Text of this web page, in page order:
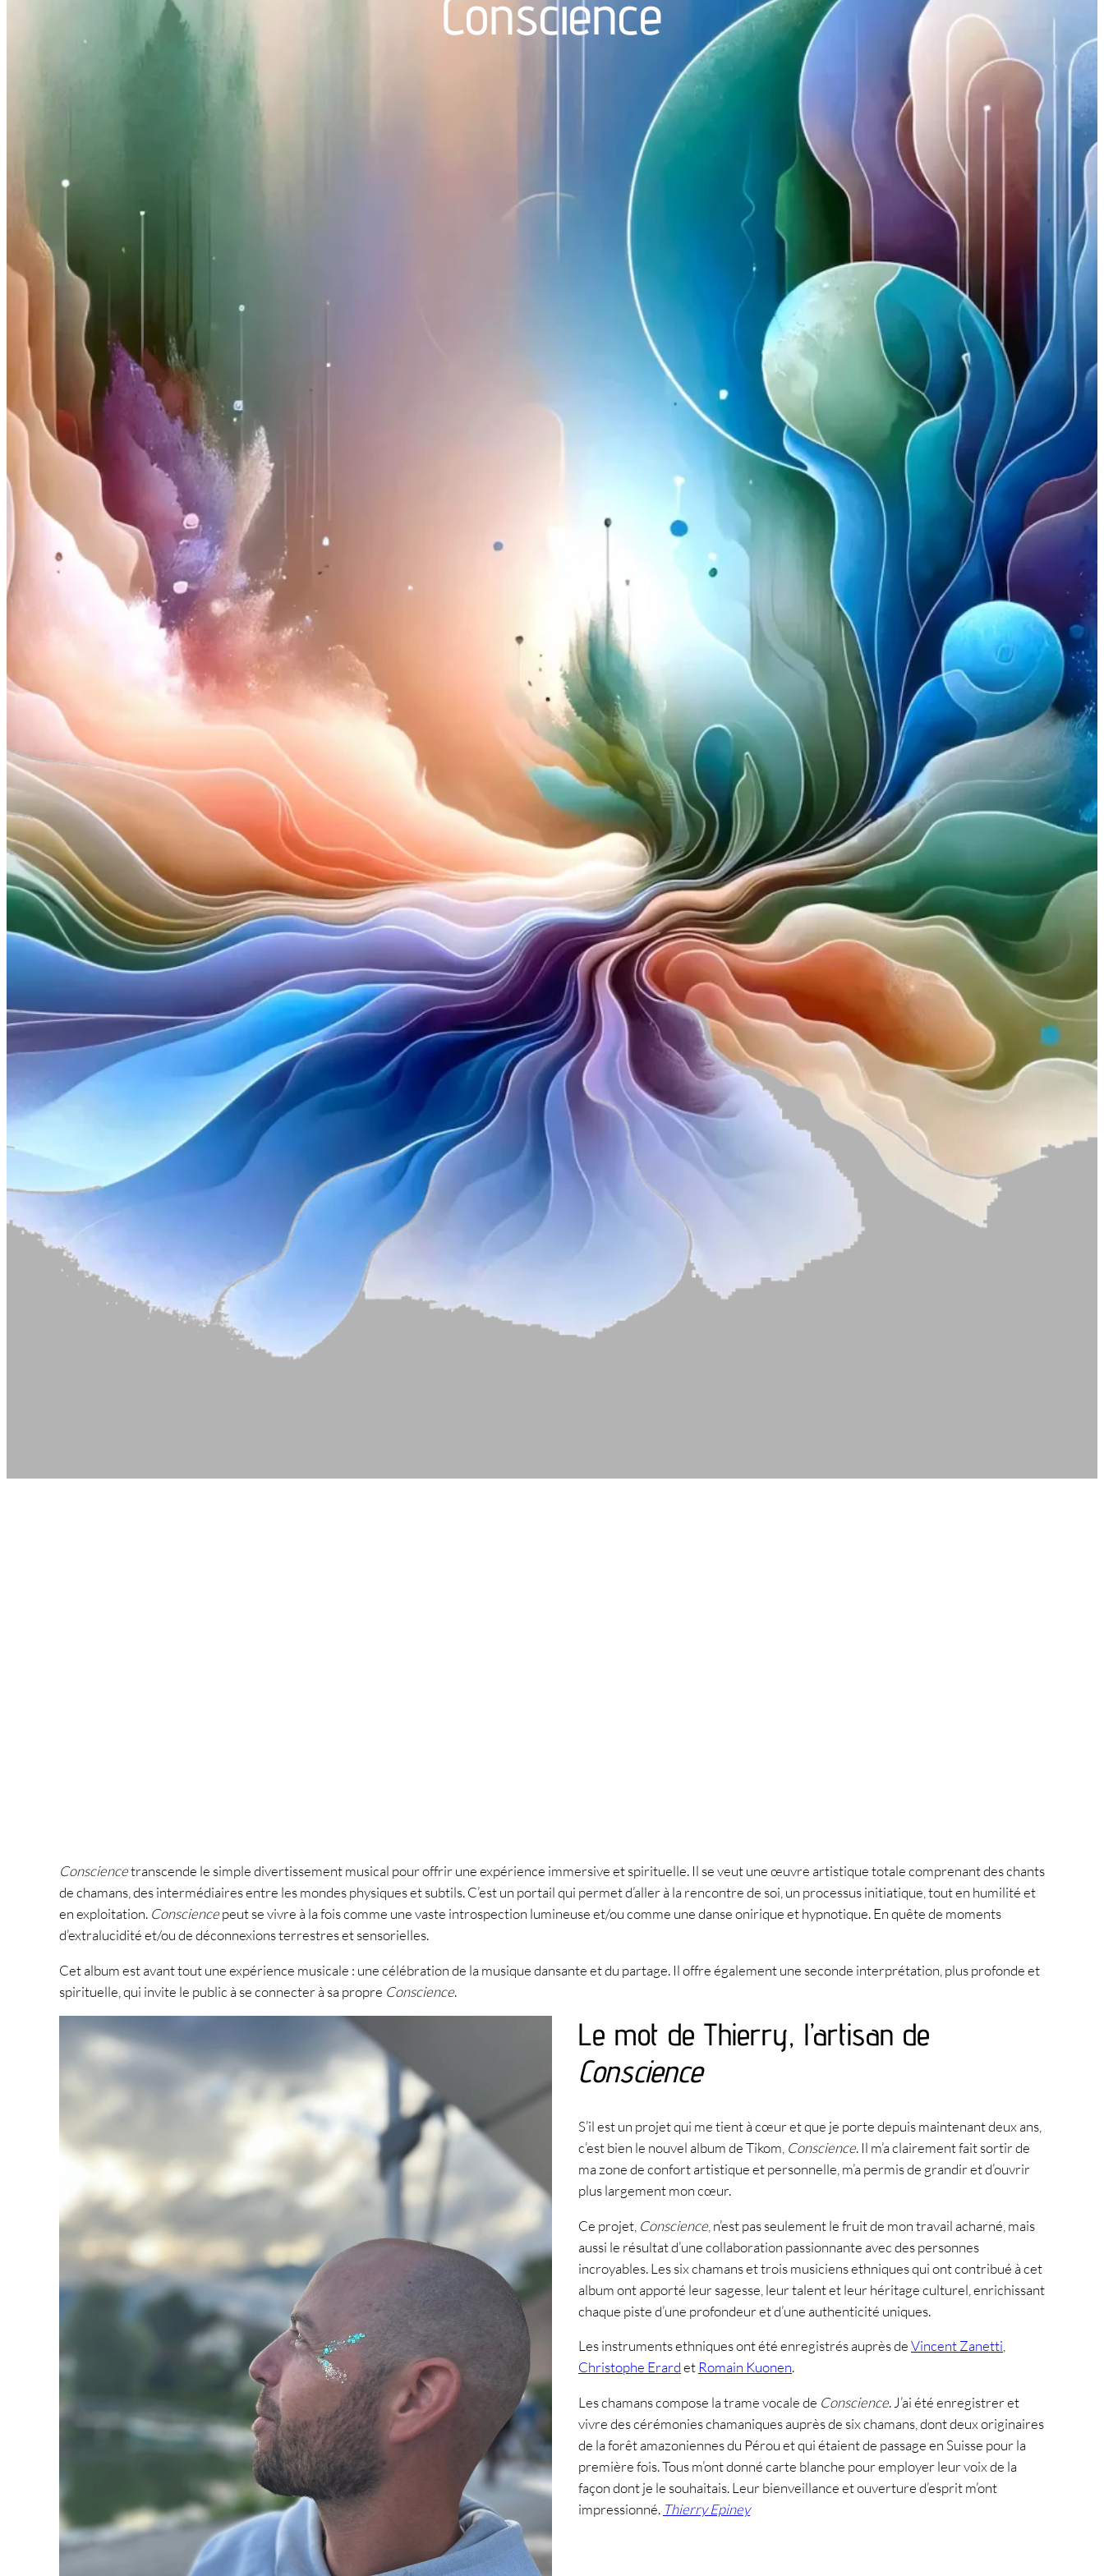
Conscience
Consciencetranscende le simple divertissement musical pour offrir une expérience immersive et spirituelle. Il se veut une œuvre artistique totale comprenant des chants
de chamans, des intermédiaires entre les mondes physiques et subtils. C’est un portail qui permet d’aller à la rencontre de soi, un processus initiatique, tout en humilité et
en exploitation. Consciencepeut se vivre à la fois comme une vaste introspection lumineuse et/ou comme une danse onirique et hypnotique. En quête de moments
d’extralucidité et/ou de déconnexions terrestres et sensorielles.
Cet album est avant tout une expérience musicale : une célébration de la musique dansante et du partage. Il offre également une seconde interprétation, plus profonde et
spirituelle, qui invite le public à se connecter à sa propre Conscience.
Le mot de Thierry, l’artisan de
Conscience
S’il est un projet qui me tient à cœur et que je porte depuis maintenant deux ans,
c’est bien le nouvel album de Tikom, Conscience. Il m’a clairement fait sortir de
ma zone de confort artistique et personnelle, m’a permis de grandir et d’ouvrir
plus largement mon cœur.
Ce projet, Conscience , n’est pas seulement le fruit de mon travail acharné, mais
aussi le résultat d’une collaboration passionnante avec des personnes
incroyables. Les six chamans et trois musiciens ethniques qui ont contribué à cet
album ont apporté leur sagesse, leur talent et leur héritage culturel, enrichissant
chaque piste d’une profondeur et d’une authenticité uniques.
Les instruments ethniques ont été enregistrés auprès deVincent Zanetti,
Christophe Erardet Romain Kuonen.
Les chamans compose la trame vocale de Conscience. J’ai été enregistrer et
vivre des cérémonies chamaniques auprès de six chamans, dont deux originaires
de la forêt amazoniennes du Pérou et qui étaient de passage en Suisse pour la
première fois. Tous m’ont donné carte blanche pour employer leur voix de la
façon dont je le souhaitais. Leur bienveillance et ouverture d’esprit m’ont
impressionné. Thierry Epiney